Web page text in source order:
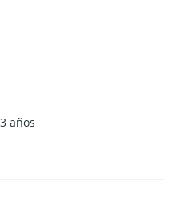
años